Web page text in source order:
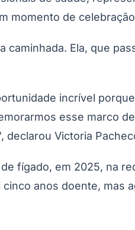
momento de
Ela, que
incrível
esse marco
declarou Victoria
fígado, em 2025, na
anos doente, mas